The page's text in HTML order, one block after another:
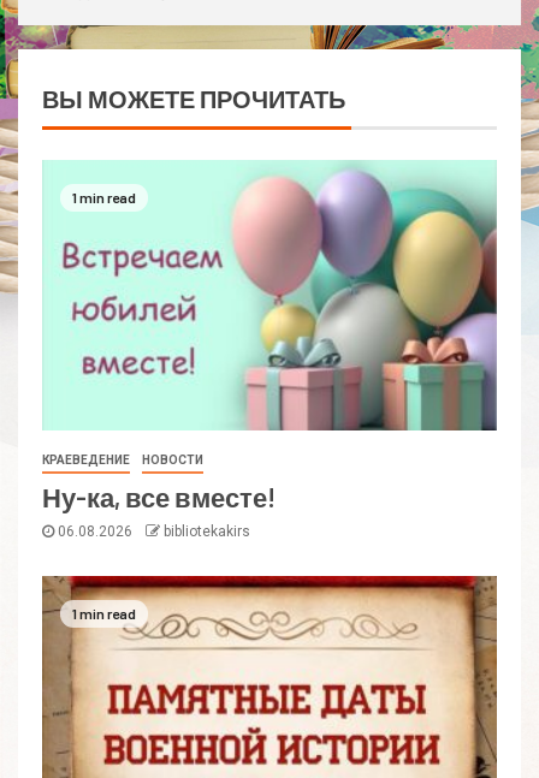
ВЫ МОЖЕТЕ ПРОЧИТАТЬ
1 min read
КРАЕВЕДЕНИЕ НОВОСТИ
Ну-ка, все вместе!
06.08.2026 bibliotekakirs
1 min read